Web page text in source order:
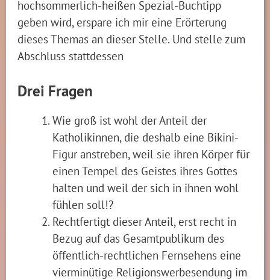
hochsommerlich-heißen Spezial-Buchtipp
geben wird, erspare ich mir eine Erörterung
dieses Themas an dieser Stelle. Und stelle zum
Abschluss stattdessen
Drei Fragen
Wie groß ist wohl der Anteil der
Katholikinnen, die deshalb eine Bikini-
Figur anstreben, weil sie ihren Körper für
einen Tempel des Geistes ihres Gottes
halten und weil der sich in ihnen wohl
fühlen soll!?
Rechtfertigt dieser Anteil, erst recht in
Bezug auf das Gesamtpublikum des
öffentlich-rechtlichen Fernsehens eine
vierminütige Religionswerbesendung im